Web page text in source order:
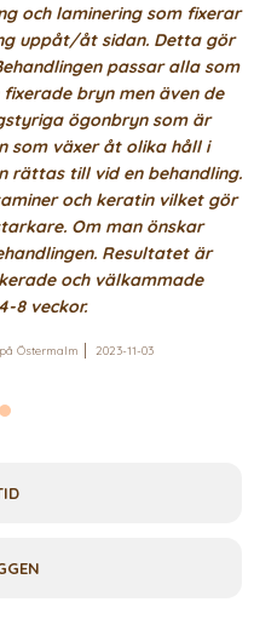
och laminering som fixerar
uppåt/åt sidan. Detta gör
passar alla som
bryn men även de
ögonbryn som är
som växer åt olika håll i
rättas till vid en behandling.
och keratin vilket gör
Om man önskar
Resultatet är
och välkammade
8 veckor.
Östermalm 2023-11-03